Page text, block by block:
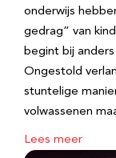
onderwijs
gedrag” van
begint bij
Ongestold
stuntelige
volwassenen
Lees meer